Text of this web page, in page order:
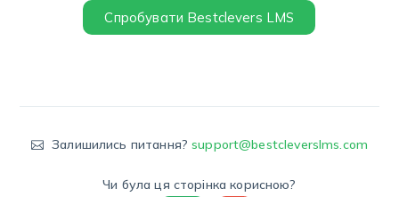
Спробувати Bestclevers LMS
Залишились питання?support@bestcleverslms.com
Чи була ця сторінка корисною?